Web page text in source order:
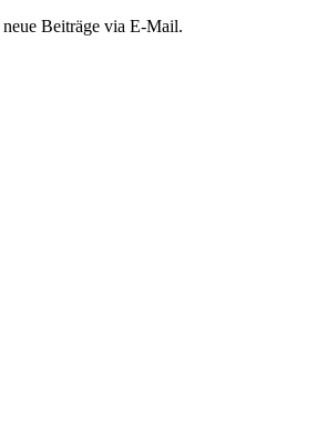
Beiträge via E-Mail.